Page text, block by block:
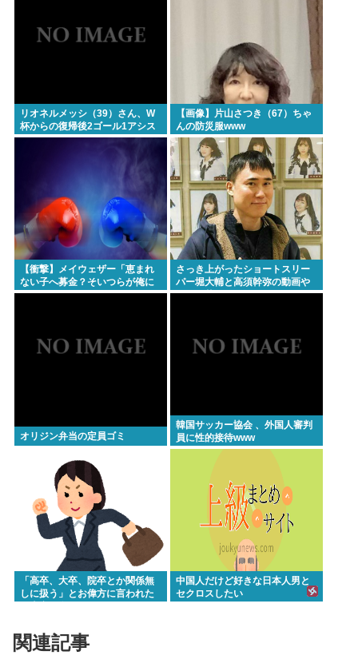
リオネルメッシ（39）さん、W
杯からの復帰後2ゴール1アシス
トしてしまうwww
【画像】片山さつき（67）ちゃ
んの防災服www
【衝撃】メイウェザー「恵まれ
ない子へ募金？そいつらが俺に
何かしてくれたの
さっき上がったショートスリー
パー堀大輔と高須幹弥の動画や
ばくて草
オリジン弁当の定員ゴミ
韓国サッカー協会 、外国人審判
員に性的接待www
「高卒、大卒、院卒とか関係無
しに扱う」とお偉方に言われた
中国人だけど好きな日本人男と
セクロスしたい
関連記事